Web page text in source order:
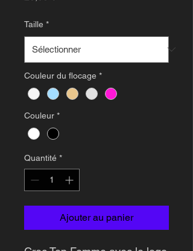
Taille *
Couleur du flocage *
Couleur *
Quantité *
Ajouter au panier